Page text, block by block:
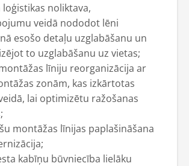
loģistikas noliktava,
veidā nododot lēni
esošo detaļu uzglabāšanu un
to uzglabāšanu uz vietas;
līniju reorganizācija ar
zonām, kas izkārtotas
lai optimizētu ražošanas
montāžas līnijas paplašināšana
kabīņu būvniecība lielāku